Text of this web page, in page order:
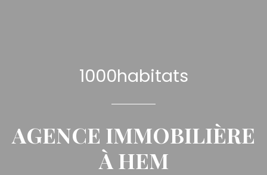
1000habitats
AGENCE IMMOBILIÈRE
À HEM